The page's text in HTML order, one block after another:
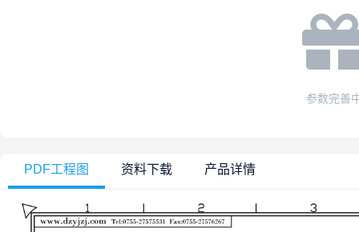
参数完善
PDF工程图 资料下载 产品详情